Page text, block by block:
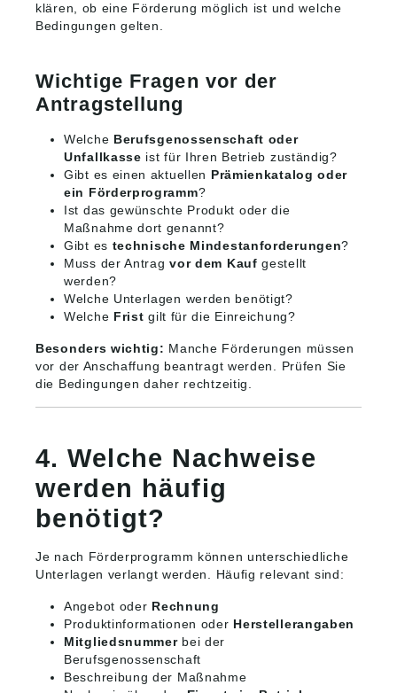
klären, ob eine Förderung möglich ist und welche
Bedingungen gelten.
Wichtige Fragen vor der
Antragstellung
Welche Berufsgenossenschaft oder
Unfallkasse ist für Ihren Betrieb zuständig?
Gibt es einen aktuellen Prämienkatalog oder
ein Förderprogramm?
Ist das gewünschte Produkt oder die
Maßnahme dort genannt?
Gibt es technische Mindestanforderungen?
Muss der Antragvor dem Kauf gestellt
werden?
Welche Unterlagen werden benötigt?
Welche Frist gilt für die Einreichung?
Besonders wichtig: Manche Förderungen müssen
vor der Anschaffung beantragt werden. Prüfen Sie
die Bedingungen daher rechtzeitig.
4. Welche Nachweise
werden häufig
benötigt?
Je nach Förderprogramm können unterschiedliche
Unterlagen verlangt werden. Häufig relevant sind:
Angebot oder Rechnung
Produktinformationen oder Herstellerangaben
Mitgliedsnummerbei der
Berufsgenossenschaft
Beschreibung der Maßnahme